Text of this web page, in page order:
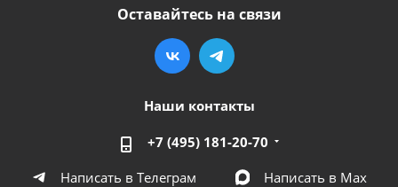
Оставайтесь на связи
Наши контакты
+7 (495) 181-20-70
Написать в Телеграм
Написать в Мах